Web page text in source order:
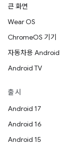
큰 화면
Wear OS
ChromeOS 기기
자동차용 Android
Android TV
출시
Android 17
Android 16
Android 15